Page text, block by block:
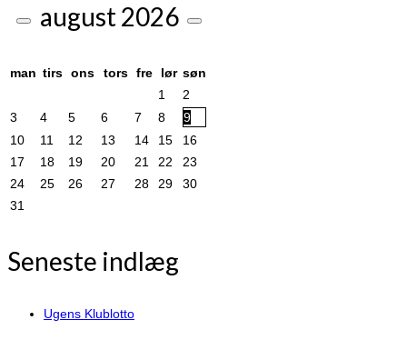
august2026
man tirs ons tors fre lør søn
1
2
3
4 5 6 7 8
9
10
11 12 13 14 15
16
17
18 19 20 21 22
23
24
25 26 27 28 29
30
31
Seneste indlæg
Ugens Klublotto